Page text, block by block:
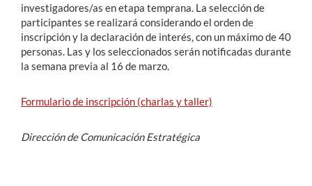
investigadores/as en etapa temprana. La selección de
participantes se realizará considerando el orden de
inscripción y la declaración de interés, con un máximo de 40
personas. Las y los seleccionados serán notificadas durante
la semana previa al 16 de marzo.
Formulario de inscripción (charlas y taller)
Dirección de Comunicación Estratégica